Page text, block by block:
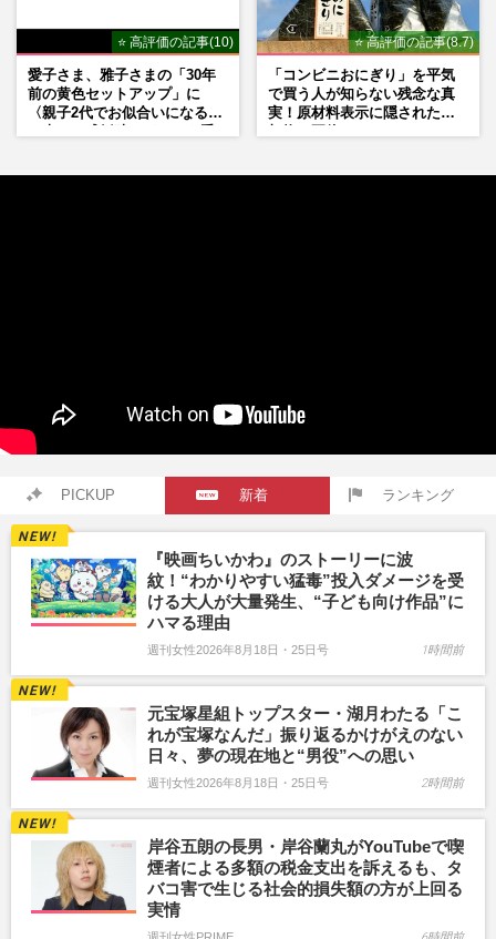
⭐ 高評価の記事(10)
愛子さま、雅子さまの「30年
前の黄色セットアップ」に
〈親子2代でお似合いになる〉
⭐ 高評価の記事(8.7)
「コンビニおにぎり」を平気
で買う人が知らない残念な真
実！原材料表示に隠された添
PICKUP 新着 ランキング
『映画ちいかわ』のストーリーに波
紋！“わかりやすい猛毒”投入ダメージを受
ける大人が大量発生、“子ども向け作品”に
ハマる理由
週刊女性2026年8月18日・25日号 1時間前
元宝塚星組トップスター・湖月わたる「こ
れが宝塚なんだ」振り返るかけがえのない
日々、夢の現在地と“男役”への思い
週刊女性2026年8月18日・25日号 2時間前
岸谷五朗の長男・岸谷蘭丸がYouTubeで喫
煙者による多額の税金支出を訴えるも、タ
バコ害で生じる社会的損失額の方が上回る
実情